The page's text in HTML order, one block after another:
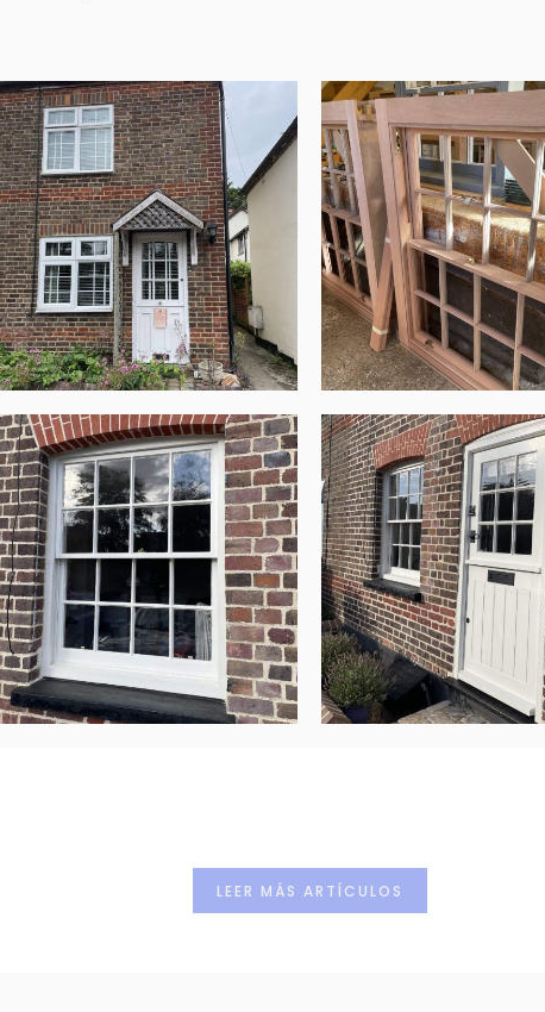
LEER MÁS ARTÍCULOS